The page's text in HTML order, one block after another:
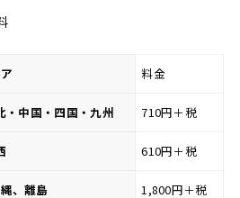
料金
・中国・四国・九州 710円＋税
610円＋税
、離島 1,800円＋税